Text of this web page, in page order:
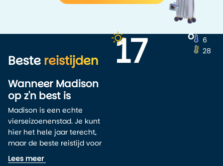
Bestereistijden
Wanneer Madison
op z'n best is
Madison is een echte
vierseizoenenstad. Je kunt
hier het hele jaar terecht,
maar de beste reistijd voor
een vakantie naar Madison is
Lees meer
17 o
6
28